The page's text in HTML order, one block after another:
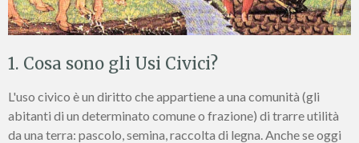
1. Cosa sono gli Usi Civici?
L'uso civico è un diritto che appartiene a una comunità (gli
abitanti di un determinato comune o frazione) di trarre utilità
da una terra: pascolo, semina, raccolta di legna. Anche se oggi